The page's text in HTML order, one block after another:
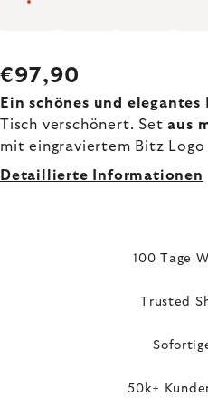
€97,90
Ein schönes und elegantes
Tisch verschönert. Setaus
mit eingraviertem Bitz
Detaillierte Informationen
100 Tage
Trusted
50k+